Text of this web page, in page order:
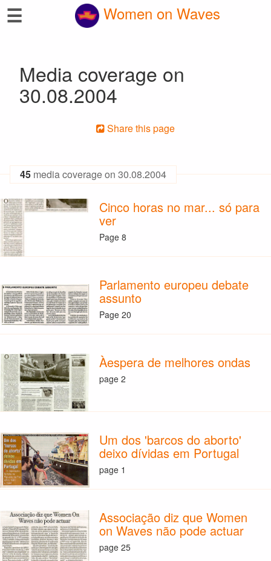
☰ Women on Waves
Media coverage on
30.08.2004
Share this page
45 media coverage on 30.08.2004
Cinco horas no mar... só para
ver
Page 8
Parlamento europeu debate
assunto
Page 20
Àespera de melhores ondas
page 2
Um dos 'barcos do aborto'
deixo dívidas em Portugal
page 1
Associação diz que Women
on Waves não pode actuar
page 25